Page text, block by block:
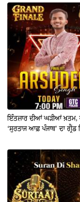
ਇੰਤਜ਼ਾਰ ਦੀਆਂ ਘੜੀਆਂ ਖ਼ਤਮ,
‘ਸੁਰਤਾਜ ਆਫ਼ ਪੰਜਾਬ’ ਦਾ ਗ੍ਰੈਂਡ